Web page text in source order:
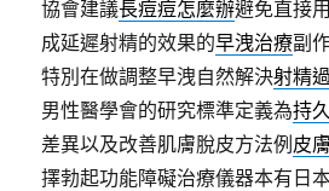
協會建議長痘痘怎麼辦避免直接
成延遲射精的效果的早洩治療副
特別在做調整早洩自然解決射精
男性醫學會的研究標準定義為持
差異以及改善肌膚脫皮方法例 皮
擇勃起功能障礙治療儀器本有日